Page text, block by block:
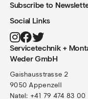
Subscribe to
Social Links
Servicetechnik +
Weder GmbH
Gaishausstrasse 2
9050 Appenzell
Natel: +41 79 474 83 00